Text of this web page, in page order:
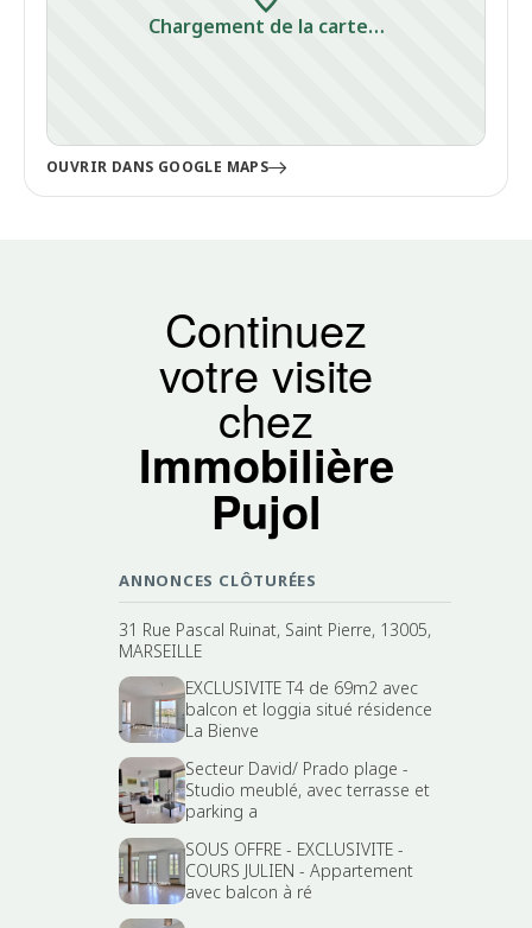
Chargement de la carte…
OUVRIR DANS GOOGLE MAPS
Continuez
votre visite
chez
Immobilière
Pujol
ANNONCES CLÔTURÉES
31 Rue Pascal Ruinat, Saint Pierre, 13005,
MARSEILLE
EXCLUSIVITE T4 de 69m2 avec
balcon et loggia situé résidence
La Bienve
Secteur David/ Prado plage -
Studio meublé, avec terrasse et
parking a
SOUS OFFRE - EXCLUSIVITE -
COURS JULIEN - Appartement
avec balcon à ré